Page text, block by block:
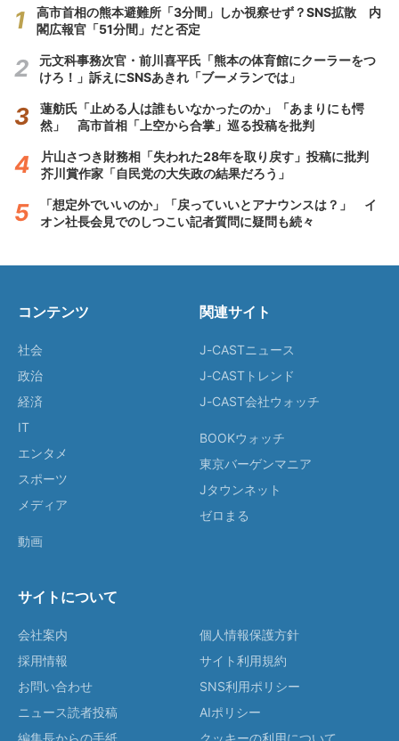
高市首相の熊本避難所「3分間」しか視察せず？SNS拡散 内
閣広報官「51分間」だと否定
元文科事務次官・前川喜平氏「熊本の体育館にクーラーをつ
けろ！」訴えにSNSあきれ「ブーメランでは」
蓮舫氏「止める人は誰もいなかったのか」「あまりにも愕
然」 高市首相「上空から合掌」巡る投稿を批判
片山さつき財務相「失われた28年を取り戻す」投稿に批判
芥川賞作家「自民党の大失政の結果だろう」
「想定外でいいのか」「戻っていいとアナウンスは？」 イ
オン社長会見でのしつこい記者質問に疑問も続々
コンテンツ
社会
政治
経済
IT
エンタメ
スポーツ
メディア
動画
関連サイト
J-CASTニュース
J-CASTトレンド
J-CAST会社ウォッチ
BOOKウォッチ
東京バーゲンマニア
Jタウンネット
ゼロまる
サイトについて
会社案内
採用情報
お問い合わせ
ニュース読者投稿
編集長からの手紙
個人情報保護方針
サイト利用規約
SNS利用ポリシー
AIポリシー
クッキーの利用について